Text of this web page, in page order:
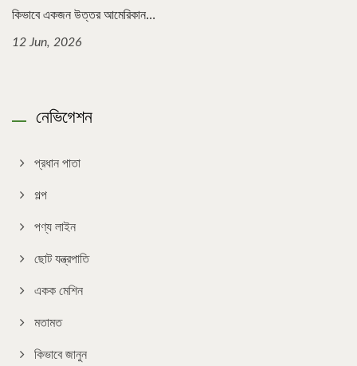
কিভাবে একজন উত্তর আমেরিকান...
12 Jun, 2026
নেভিগেশন
প্রধান পাতা
গল্প
পণ্য লাইন
ছোট যন্ত্রপাতি
একক মেশিন
মতামত
কিভাবে জানুন